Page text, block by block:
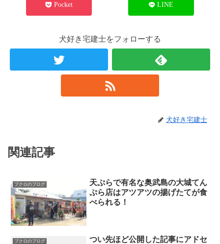
Pocket LINE
犬好き宅建士をフォローする
犬好き宅建士
関連記事
ブクロのブログ
天ぷらで有名な奥武島の大城てん
ぷら店はアツアツの揚げたてが食
べられる！
ブクロのブログ
つい先ほど公開した記事にアドセ